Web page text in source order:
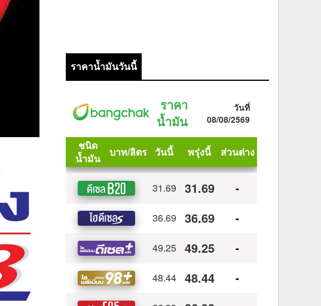
ราคาน้ำมันวันนี้